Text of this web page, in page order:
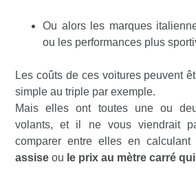
Ou alors les marques
ou les performances plus
Les coûts de ces voitures peuvent
simple au triple par exemple.
Mais elles ont toutes une ou
volants, et il ne vous viendrait
comparer entre elles en calculant
assise ou le prix au mètre carré